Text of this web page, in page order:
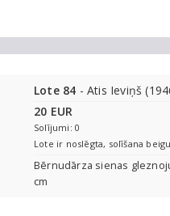
Lote 84 - Atis Ieviņš
20 EUR
Solījumi: 0
Lote ir noslēgta, solīšana
Bērnudārza sienas
cm